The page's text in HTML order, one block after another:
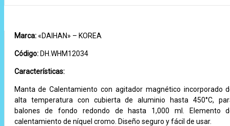
Marca:«DAIHAN» – KOREA
Código:DH.WHM12034
Características:
Manta de Calentamiento con agitador magnético incorporado
alta temperatura con cubierta de aluminio hasta 450°C,
balones de fondo redondo de hasta 1,000 ml. Elemento
calentamiento de níquel cromo. Diseño seguro y fácil de usar.